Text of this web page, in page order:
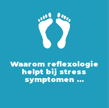
Waarom reflexologie
helpt bij stress
symptomen ...